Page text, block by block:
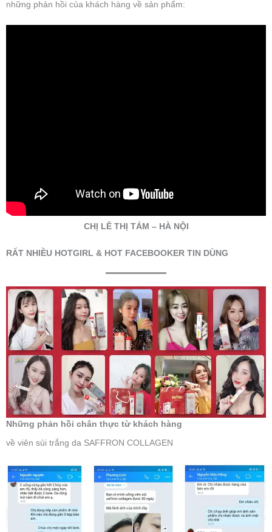
những phản hồi của khách hàng về sản phẩm:
CHỊ LÊ THỊ TÁM – HÀ NỘI
RẤT NHIỀU HOTGIRL & HOT FACEBOOKER TIN DÙNG
Những phản hồi chân thực từ khách hàng
về viên sủi trắng da SAFFRON COLLAGEN